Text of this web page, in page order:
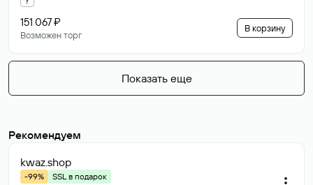
151 067 ₽
Возможен торг
В корзину
Показать еще
Рекомендуем
kwaz.shop
-99%
SSL в подарок